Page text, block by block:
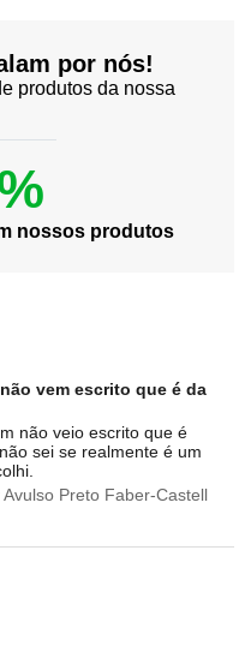
por nós!
produtos da nossa
nossos produtos
vem escrito que é da
não veio escrito que é
sei se realmente é um
Preto Faber-Castell